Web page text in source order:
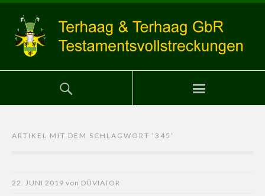
ARTIKEL MIT DEM SCHLAGWORT ‘ 345 ’
22. JUNI 2019 von DÜVIATOR